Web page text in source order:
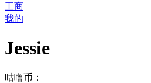
工商
我的
Jessie
咕噜币：